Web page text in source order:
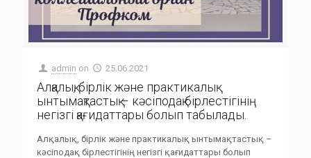
admin on 25.06.2021
Алқалық, бірлік және практикалық
ынтымақтастық – кәсіподақ бірлестігінің
негізгі қағидаттары болып табылады.
Алқалық, бірлік және практикалық ынтымақтастық –
кәсіподақ бірлестігінің негізгі қағидаттары болып